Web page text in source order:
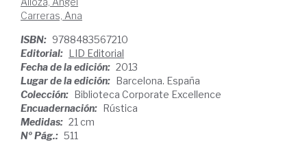
Carreras, Ana
ISBN: 9788483567210
Editorial: LID Editorial
Fecha de la edición: 2013
Lugar de la edición: Barcelona. España
Colección: Biblioteca Corporate Excellence
Encuadernación: Rústica
Medidas: 21 cm
Nº Pág.: 511